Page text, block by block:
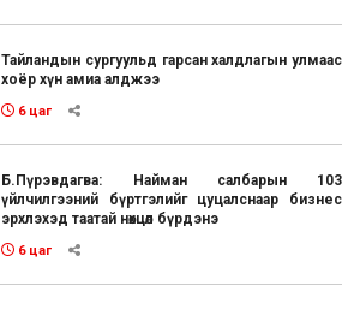
Тайландын сургуульд гарсан халдлагын улмаас
хоёр хүн амиа алджээ
6 цаг
Б.Пүрэвдагва: Найман салбарын 103
үйлчилгээний бүртгэлийг цуцалснаар бизнес
эрхлэхэд таатай нөхцөл бүрдэнэ
6 цаг